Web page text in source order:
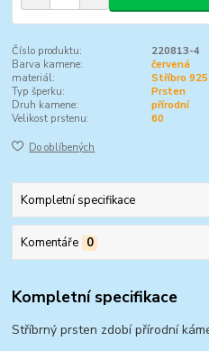
Číslo produktu:
220813-4
Barva kamene:
červená
materiál:
Stříbro 925
Typ šperku:
Prsten
Druh kamene:
přírodní
Velikost prstenu:
60
Do oblíbených
Kompletní specifikace
Komentáře 0
Kompletní specifikace
Stříbrný prsten zdobí přírodní